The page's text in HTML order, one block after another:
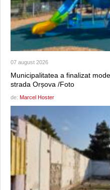
07 august 2026
Municipalitatea a finalizat
strada Orșova /Foto
de: Marcel Hoster